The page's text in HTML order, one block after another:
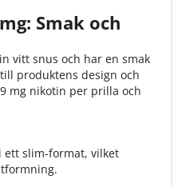
Smak och
vitt snus och har en smak
produktens design och
mg nikotin per prilla och
ett slim-format, vilket